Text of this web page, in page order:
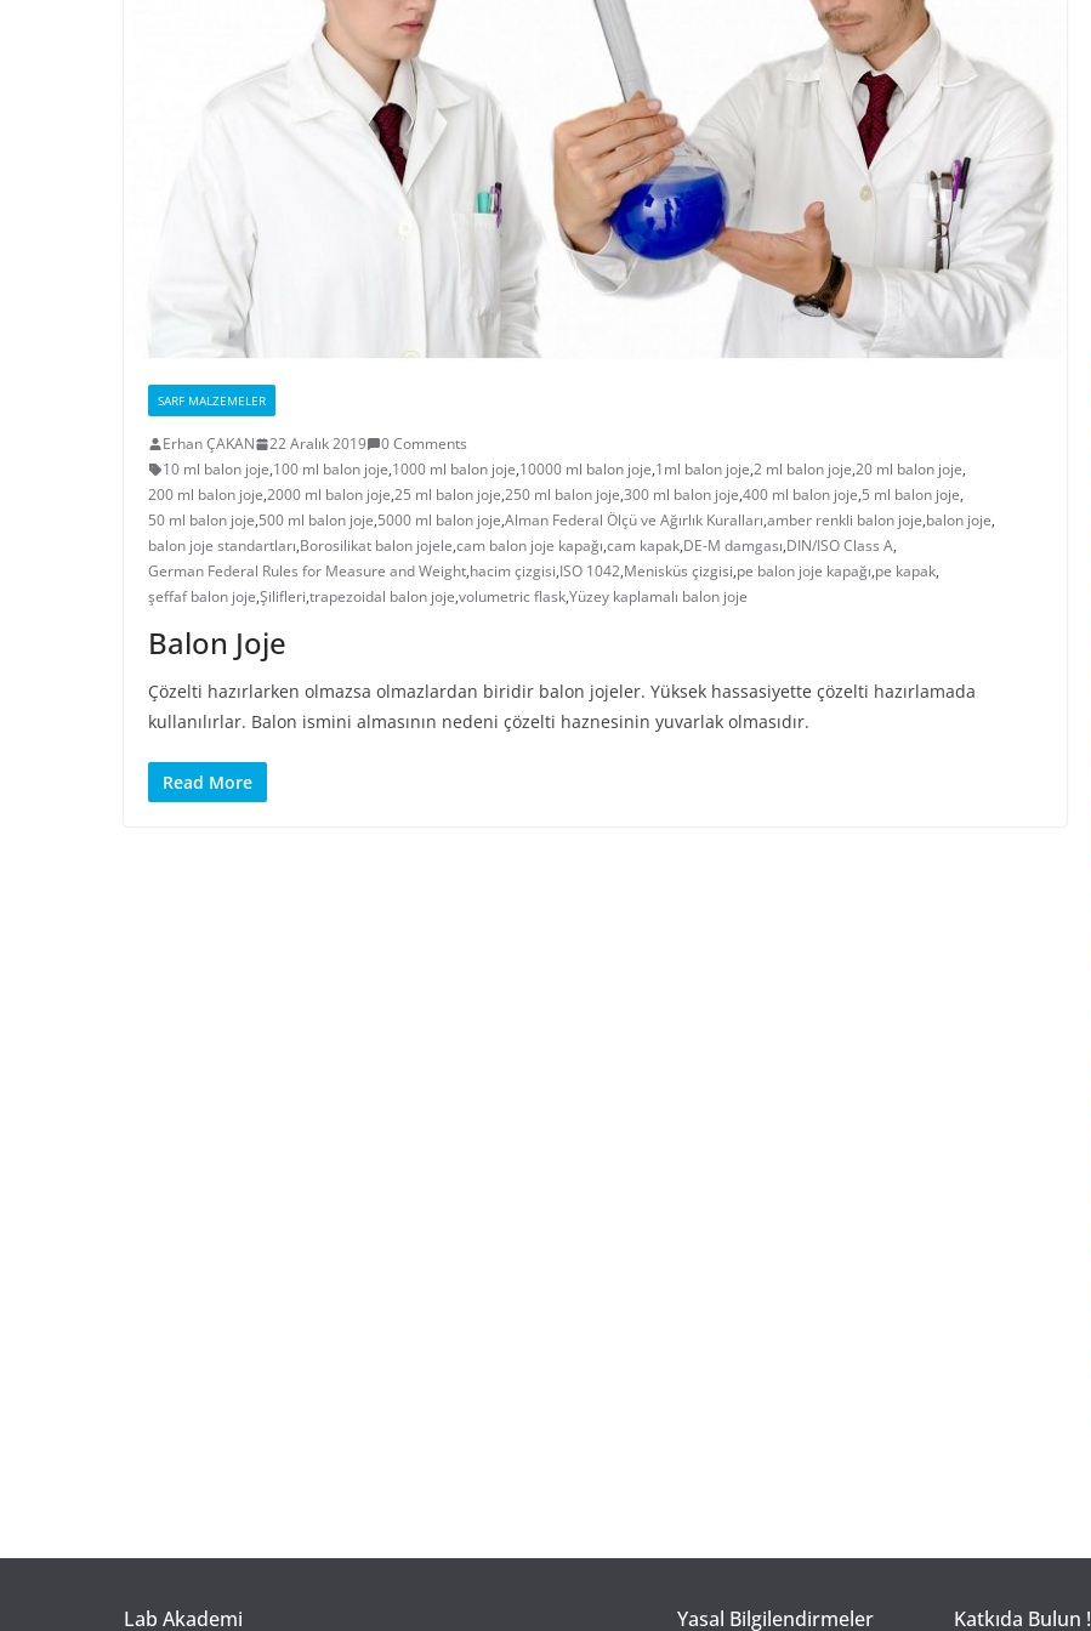
SARF MALZEMELER
Erhan ÇAKAN 22 Aralık 2019
0 Comments
10 ml balon joje,100 ml balon joje,1000 ml balon joje,10000 ml balon joje,1ml balon joje,2 ml balon joje,20 ml balon joje,
200 ml balon joje,2000 ml balon joje,25 ml balon joje,250 ml balon joje,300 ml balon joje,400 ml balon joje,5 ml balon joje,
50 ml balon joje,500 ml balon joje,5000 ml balon joje,Alman Federal Ölçü ve Ağırlık Kuralları,amber renkli balon joje,balon joje,
balon joje standartları,Borosilikat balon jojele,cam balon joje kapağı,cam kapak,DE-M damgası,DIN/ISO Class A,
German Federal Rules for Measure and Weight,hacim çizgisi,ISO 1042,Menisküs çizgisi,pe balon joje kapağı,pe kapak,
şeffaf balon joje,Şilifleri,trapezoidal balon joje,volumetric flask,Yüzey kaplamalı balon joje
Balon Joje
Çözelti hazırlarken olmazsa olmazlardan biridir balon jojeler. Yüksek hassasiyette çözelti hazırlamada
kullanılırlar. Balon ismini almasının nedeni çözelti haznesinin yuvarlak olmasıdır.
Read More
Lab Akademi Yasal Bilgilendirmeler Katkıda Bulun !